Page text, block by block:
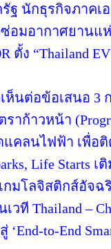
รัฐ นักธุรกิจภาค
อมอากาศยานแ
ตั้ง “Thailand
ห็นต่อข้อเสนอ 3
าก้าวหน้า
คลนไฟฟ้า เพื่อ
Life Starts
เกมโลจิสติกส์อัจ
ที Thailand –
to-End